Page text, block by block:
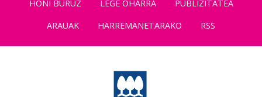
HONI BURUZ LEGE OHARRA
PUBLIZITATEA
ARAUAK
HARREMANETARAKO RSS